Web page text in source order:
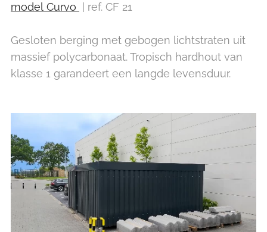
model Curvo | ref. CF 21
Gesloten berging met gebogen lichtstraten uit
massief polycarbonaat. Tropisch hardhout van
klasse 1 garandeert een langde levensduur.